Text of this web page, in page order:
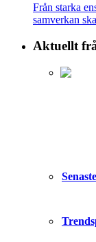
Från starka
samverkan
Aktuellt